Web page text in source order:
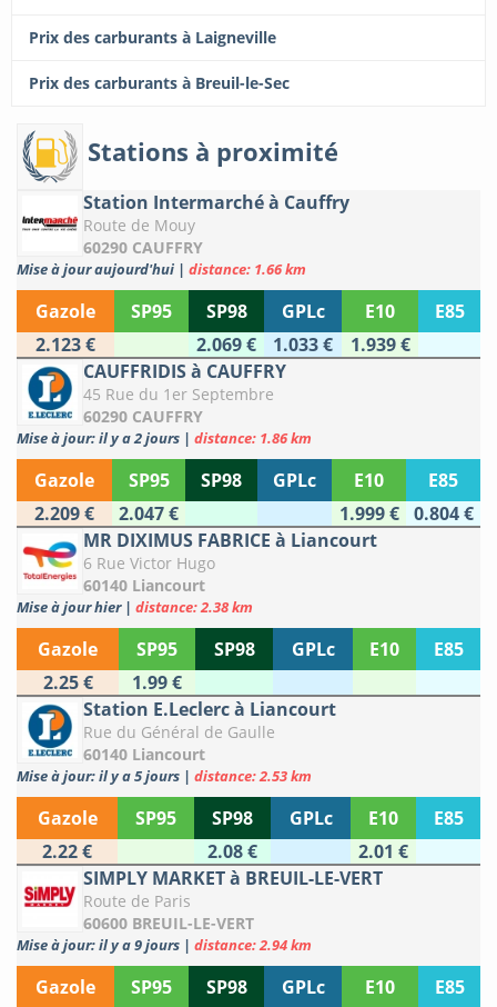
Prix des carburants à Laigneville
Prix des carburants à Breuil-le-Sec
Stations à proximité
Station Intermarché à Cauffry
Route de Mouy
60290 CAUFFRY
Mise à jour aujourd'hui | distance: 1.66 km
Gazole SP95 SP98 GPLc E10
E85
2.123 €
2.069 € 1.033 €
1.939 €
CAUFFRIDIS à CAUFFRY
45 Rue du 1er Septembre
60290 CAUFFRY
Mise à jour: il y a 2 jours | distance: 1.86 km
Gazole SP95 SP98 GPLc E10
E85
2.209 €
2.047 € 1.999 €
0.804 €
MR DIXIMUS FABRICE à Liancourt
6 Rue Victor Hugo
60140 Liancourt
Mise à jour hier | distance: 2.38 km
Gazole SP95 SP98 GPLc E10
E85
2.25 €
1.99 €
Station E.Leclerc à Liancourt
Rue du Général de Gaulle
60140 Liancourt
Mise à jour: il y a 5 jours | distance: 2.53 km
Gazole SP95 SP98 GPLc E10
E85
2.22 €
2.08 €
2.01 €
SIMPLY MARKET à BREUIL-LE-VERT
Route de Paris
60600 BREUIL-LE-VERT
Mise à jour: il y a 9 jours | distance: 2.94 km
Gazole SP95 SP98 GPLc E10
E85